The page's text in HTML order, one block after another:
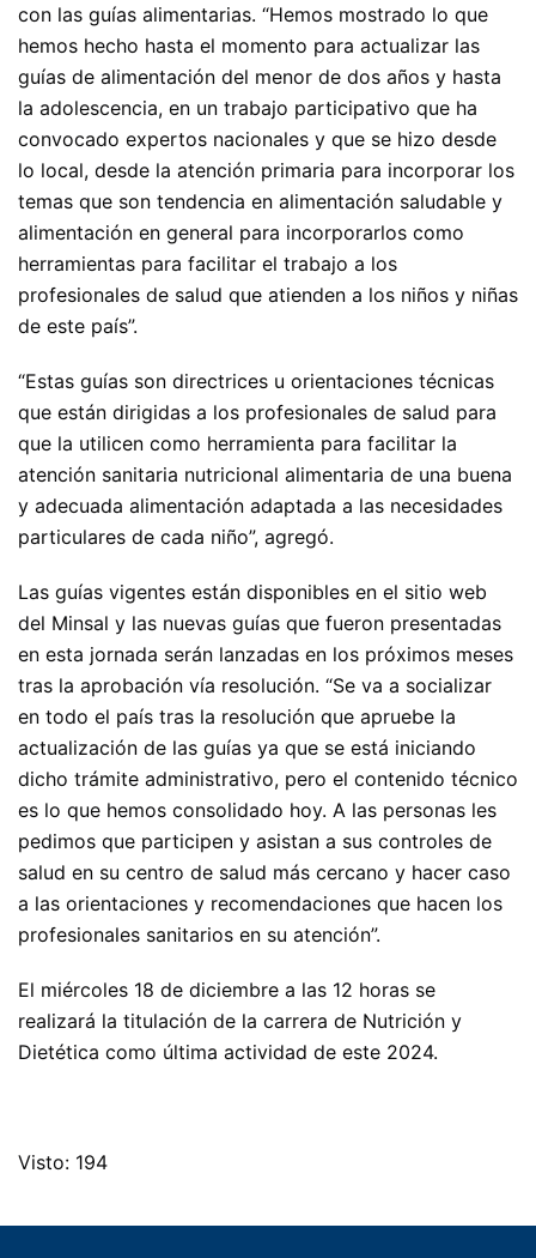
con las guías alimentarias. “Hemos mostrado lo que
hemos hecho hasta el momento para actualizar las
guías de alimentación del menor de dos años y hasta
la adolescencia, en un trabajo participativo que ha
convocado expertos nacionales y que se hizo desde
lo local, desde la atención primaria para incorporar los
temas que son tendencia en alimentación saludable y
alimentación en general para incorporarlos como
herramientas para facilitar el trabajo a los
profesionales de salud que atienden a los niños y niñas
de este país”.
“Estas guías son directrices u orientaciones técnicas
que están dirigidas a los profesionales de salud para
que la utilicen como herramienta para facilitar la
atención sanitaria nutricional alimentaria de una buena
y adecuada alimentación adaptada a las necesidades
particulares de cada niño”, agregó.
Las guías vigentes están disponibles en el sitio web
del Minsal y las nuevas guías que fueron presentadas
en esta jornada serán lanzadas en los próximos meses
tras la aprobación vía resolución. “Se va a socializar
en todo el país tras la resolución que apruebe la
actualización de las guías ya que se está iniciando
dicho trámite administrativo, pero el contenido técnico
es lo que hemos consolidado hoy. A las personas les
pedimos que participen y asistan a sus controles de
salud en su centro de salud más cercano y hacer caso
a las orientaciones y recomendaciones que hacen los
profesionales sanitarios en su atención”.
El miércoles 18 de diciembre a las 12 horas se
realizará la titulación de la carrera de Nutrición y
Dietética como última actividad de este 2024.
Visto: 194